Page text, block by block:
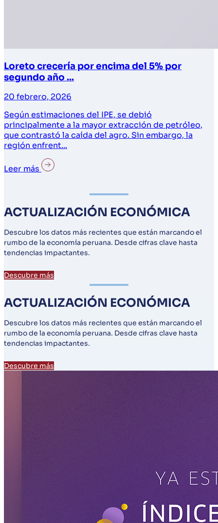
Loreto crecería por encima del 5% por
segundo año ...
20 febrero, 2026
Según estimaciones del IPE, se debió
principalmente a la mayor extracción de petróleo,
que contrastó la caída del agro. Sin embargo, la
región enfrent...
Leer más
ACTUALIZACIÓN ECONÓMICA
Descubre los datos más recientes que están marcando el
rumbo de la economía peruana. Desde cifras clave hasta
tendencias impactantes.
Descubre más
ACTUALIZACIÓN ECONÓMICA
Descubre los datos más recientes que están marcando el
rumbo de la economía peruana. Desde cifras clave hasta
tendencias impactantes.
Descubre más